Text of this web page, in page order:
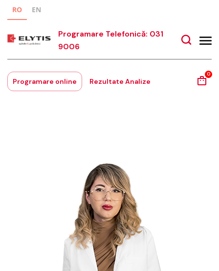
RO EN
Programare Telefonică: 031
9006
Programare online Rezultate Analize
0